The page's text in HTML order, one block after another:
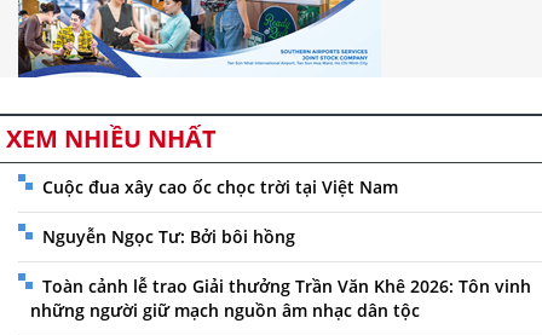
XEM NHIỀU NHẤT
Cuộc đua xây cao ốc chọc trời tại Việt Nam
Nguyễn Ngọc Tư: Bởi bôi hồng
Toàn cảnh lễ trao Giải thưởng Trần Văn Khê 2026: Tôn vinh
những người giữ mạch nguồn âm nhạc dân tộc